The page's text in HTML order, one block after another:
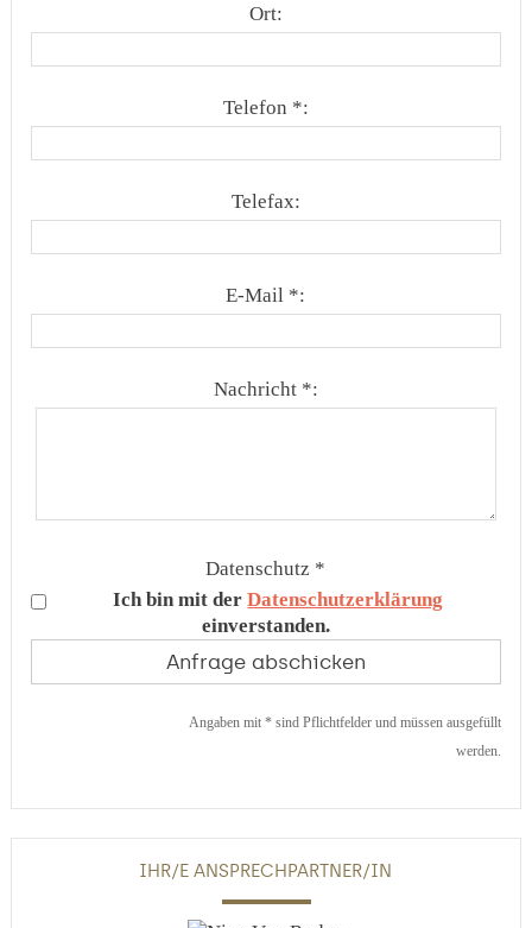
Ort:
Telefon *:
Telefax:
E-Mail *:
Nachricht *:
Datenschutz *
Ich bin mit derDatenschutzerklärung
einverstanden.
Angaben mit * sind Pflichtfelder und müssen ausgefüllt
werden.
IHR/E ANSPRECHPARTNER/IN